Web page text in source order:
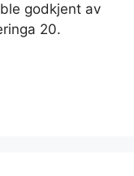
godkjent av
20.